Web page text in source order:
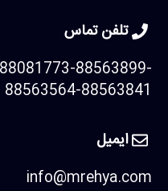
تلفن تماس
88563899-
88563564-88563841
ایمیل
info@mrehya.com